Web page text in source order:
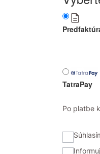
TatraPay
Po platbe